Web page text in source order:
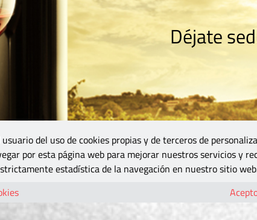
Déjate
del uso de cookies propias y de terceros de
por esta página web para mejorar nuestros servicios y
estadística de la navegación en nuestro sitio